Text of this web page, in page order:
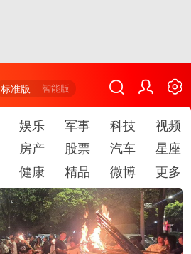
标准版 智能版
娱乐 军事 科技
视频
房产 股票 汽车
星座
健康 精品 微博 更多